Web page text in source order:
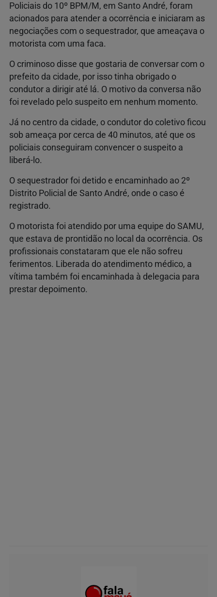
Policiais do 10º BPM/M, em Santo André, foram
acionados para atender a ocorrência e iniciaram as
negociações com o sequestrador, que ameaçava o
motorista com uma faca.
O criminoso disse que gostaria de conversar com o
prefeito da cidade, por isso tinha obrigado o
condutor a dirigir até lá. O motivo da conversa não
foi revelado pelo suspeito em nenhum momento.
Já no centro da cidade, o condutor do coletivo ficou
sob ameaça por cerca de 40 minutos, até que os
policiais conseguiram convencer o suspeito a
liberá-lo.
O sequestrador foi detido e encaminhado ao 2º
Distrito Policial de Santo André, onde o caso é
registrado.
O motorista foi atendido por uma equipe do SAMU,
que estava de prontidão no local da ocorrência. Os
profissionais constataram que ele não sofreu
ferimentos. Liberada do atendimento médico, a
vítima também foi encaminhada à delegacia para
prestar depoimento.